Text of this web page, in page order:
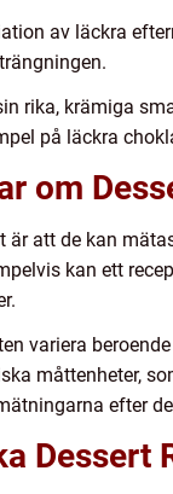
av läckra
rika, krämiga
på läckra
om
är att de kan
kan ett
variera
måttenheter,
efter
Dessert